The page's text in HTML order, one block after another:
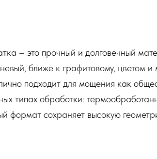
– это прочный и долговечный
ближе к графитовому, цветом и
подходит для мощения как
типах обработки:
формат сохраняет высокую